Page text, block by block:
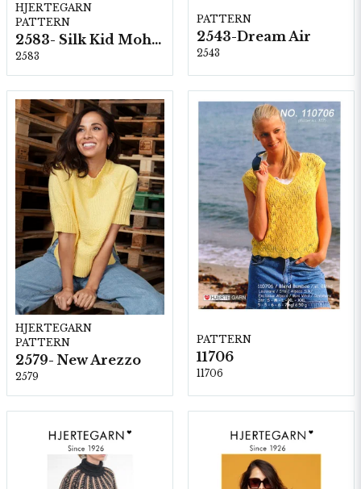
HJERTEGARN
PATTERN
2583- Silk Kid Mohair
2583
PATTERN
2543-Dream Air
2543
HJERTEGARN
PATTERN
2579- New Arezzo
2579
PATTERN
11706
11706